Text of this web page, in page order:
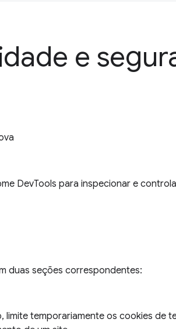
e
DevTools para inspecionar e
duas seções correspondentes:
limite temporariamente os cookies de